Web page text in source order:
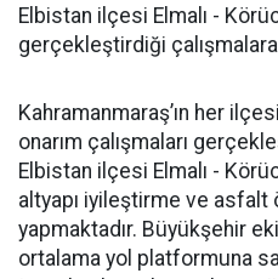
Elbistan ilçesi Elmalı -
gerçekleştirdiği
Kahramanmaraş’ın her
onarım çalışmaları
Elbistan ilçesi Elmalı -
altyapı iyileştirme ve asfalt
yapmaktadır. Büyükşehir
ortalama yol platformuna